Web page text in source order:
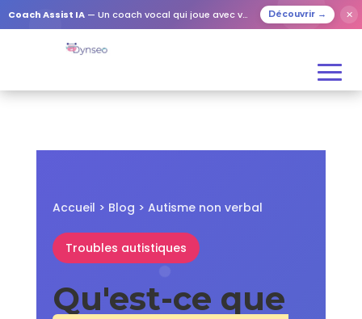
Coach Assist IA — Un coach vocal qui joue avec vos proches Découvrir → ✕
Accueil > Blog > Autisme non verbal
Troubles autistiques
Qu'est-ce que